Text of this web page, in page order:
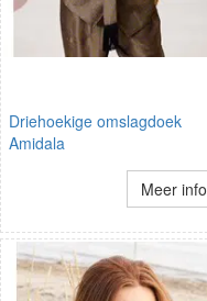
Driehoekige omslagdoek
Amidala
Meer info